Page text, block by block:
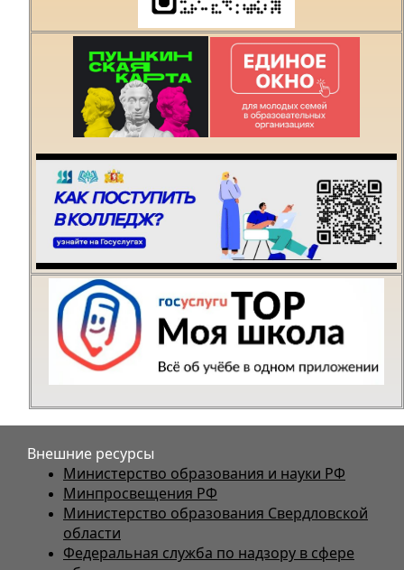
процесса или знаете,
как сделать техникум
лучше?
Написать о проблеме
Внешние ресурсы
Министерство образования и науки РФ
Минпросвещения РФ
Министерство образования Свердловской
области
Федеральная служба по надзору в сфере